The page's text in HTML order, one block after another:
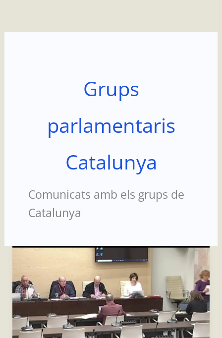
contenido
Grups
parlamentaris
Catalunya
Comunicats amb els grups de
Catalunya
de
los
Grupos
Parlamentarios
05/12/2023